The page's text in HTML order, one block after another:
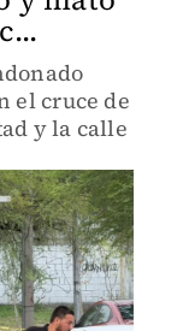
el cruce de
y la calle